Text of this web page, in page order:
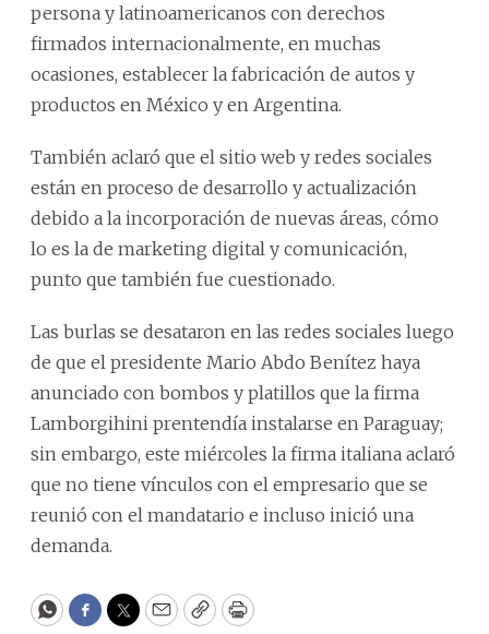
persona y latinoamericanos con derechos
firmados internacionalmente, en muchas
ocasiones, establecer la fabricación de autos y
productos en México y en Argentina.
También aclaró que el sitio web y redes sociales
están en proceso de desarrollo y actualización
debido a la incorporación de nuevas áreas, cómo
lo es la de marketing digital y comunicación,
punto que también fue cuestionado.
Las burlas se desataron en las redes sociales luego
de que el presidente Mario Abdo Benítez haya
anunciado con bombos y platillos que la firma
Lamborgihini prentendía instalarse en Paraguay;
sin embargo, este miércoles la firma italiana aclaró
que no tiene vínculos con el empresario que se
reunió con el mandatario e incluso inició una
demanda.
WhatsApp
Facebook
Twitter
EmailCopyPrint